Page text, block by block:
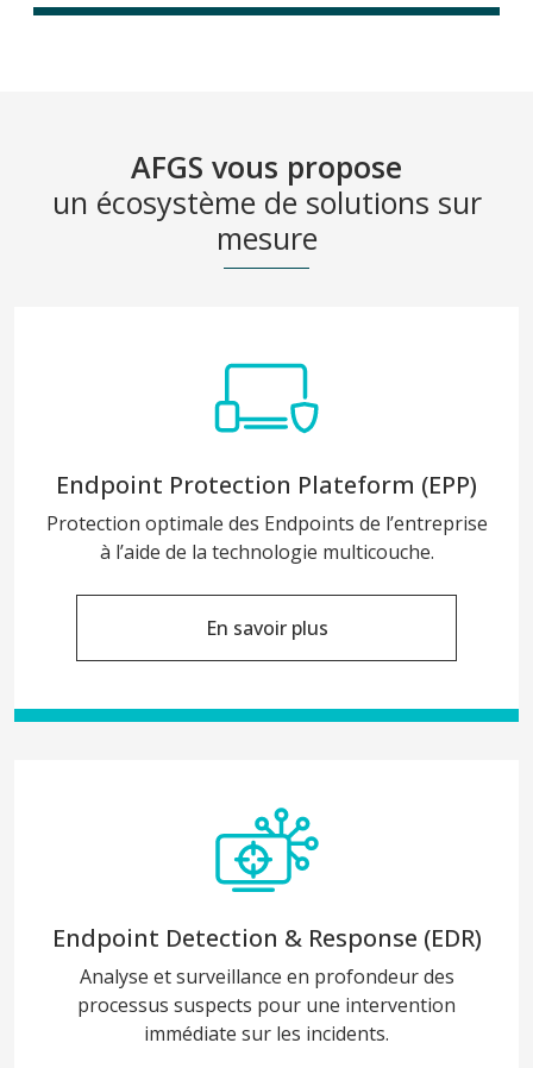
AFGS vous propose
un écosystème de solutions sur
mesure
Endpoint Protection Plateform (EPP)
Protection optimale des Endpoints de l’entreprise
à l’aide de la technologie multicouche.
En savoir plus
Endpoint Detection & Response (EDR)
Analyse et surveillance en profondeur des
processus suspects pour une intervention
immédiate sur les incidents.